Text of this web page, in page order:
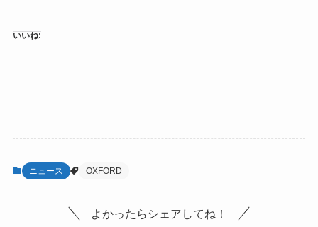
いいね:
ニュース OXFORD
よかったらシェアしてね！